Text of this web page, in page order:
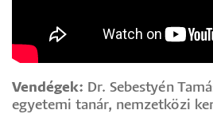
Vendégek: Dr. Sebestyén
egyetemi tanár, nemzetközi